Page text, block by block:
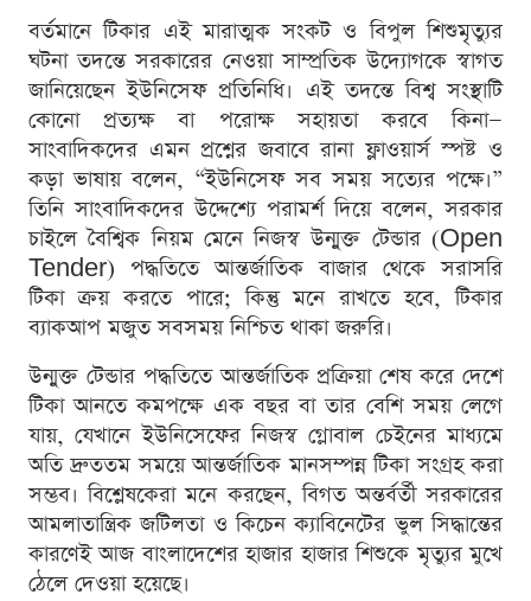
বর্তমানে টিকার এই মারাত্মক সংকট ও বিপুল শিশুমৃত্যুর
ঘটনা তদন্তে সরকারের নেওয়া সাম্প্রতিক উদ্যোগকে স্বাগত
জানিয়েছেন ইউনিসেফ প্রতিনিধি। এই তদন্তে বিশ্ব সংস্থাটি
কোনো প্রত্যক্ষ বা পরোক্ষ সহায়তা করবে কিনা—
সাংবাদিকদের এমন প্রশ্নের জবাবে রানা ফ্লাওয়ার্স স্পষ্ট ও
কড়া ভাষায় বলেন, “ইউনিসেফ সব সময় সত্যের পক্ষে।”
তিনি সাংবাদিকদের উদ্দেশ্যে পরামর্শ দিয়ে বলেন, সরকার
চাইলে বৈশ্বিক নিয়ম মেনে নিজস্ব উন্মুক্ত টেন্ডার (Open
Tender) পদ্ধতিতে আন্তর্জাতিক বাজার থেকে সরাসরি
টিকা ক্রয় করতে পারে; কিন্তু মনে রাখতে হবে, টিকার
ব্যাকআপ মজুত সবসময় নিশ্চিত থাকা জরুরি।
উন্মুক্ত টেন্ডার পদ্ধতিতে আন্তর্জাতিক প্রক্রিয়া শেষ করে দেশে
টিকা আনতে কমপক্ষে এক বছর বা তার বেশি সময় লেগে
যায়, যেখানে ইউনিসেফের নিজস্ব গ্লোবাল চেইনের মাধ্যমে
অতি দ্রুততম সময়ে আন্তর্জাতিক মানসম্পন্ন টিকা সংগ্রহ করা
সম্ভব। বিশ্লেষকেরা মনে করছেন, বিগত অন্তর্বর্তী সরকারের
আমলাতান্ত্রিক জটিলতা ও কিচেন ক্যাবিনেটের ভুল সিদ্ধান্তের
কারণেই আজ বাংলাদেশের হাজার হাজার শিশুকে মৃত্যুর মুখে
ঠেলে দেওয়া হয়েছে।